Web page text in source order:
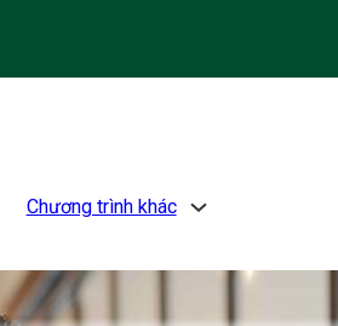
Chương trình khác